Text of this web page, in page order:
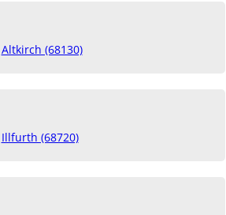
Altkirch (68130)
Illfurth (68720)